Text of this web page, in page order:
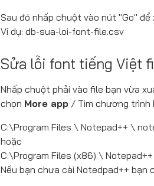
Sau đó nhấp chuột vào nút "Go"
Ví dụ: db-sua-loi-font-file.csv
Sửa lỗi font tiếng Việt
Nhấp chuột phải vào file bạn vừa
chọn More app / Tìm chương trình
C:\Program Files \ Notepad++ \
hoặc
C:\Program Files (x86) \
Nếu bạn chưa cài Notedpad++ bạn